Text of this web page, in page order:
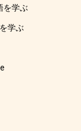
を学ぶ
学ぶ